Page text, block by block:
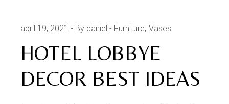
april 19, 2021 By daniel Furniture Vases
HOTEL LOBBYE
DECOR BEST IDEAS